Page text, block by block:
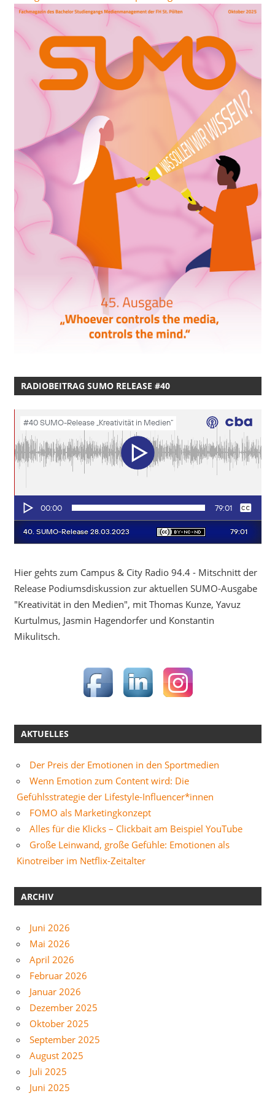
RADIOBEITRAG SUMO RELEASE #40
Hier gehts zum Campus & City Radio 94.4 - Mitschnitt der
Release Podiumsdiskussion zur aktuellen SUMO-Ausgabe
"Kreativität in den Medien", mit Thomas Kunze, Yavuz
Kurtulmus, Jasmin Hagendorfer und Konstantin
Mikulitsch.
AKTUELLES
Der Preis der Emotionen in den Sportmedien
Wenn Emotion zum Content wird: Die
Gefühlsstrategie der Lifestyle-Influencer*innen
FOMO als Marketingkonzept
Alles für die Klicks – Clickbait am Beispiel YouTube
Große Leinwand, große Gefühle: Emotionen als
Kinotreiber im Netflix-Zeitalter
ARCHIV
Juni 2026
Mai 2026
April 2026
Februar 2026
Januar 2026
Dezember 2025
Oktober 2025
September 2025
August 2025
Juli 2025
Juni 2025